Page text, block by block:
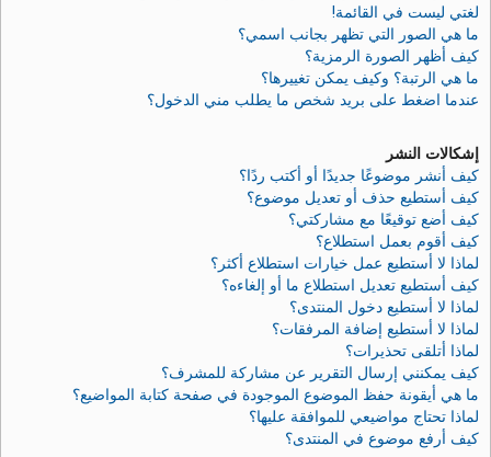
لغتي ليست في القائمة!
ما هي الصور التي تظهر بجانب اسمي؟
كيف أظهر الصورة الرمزية؟
ما هي الرتبة؟ وكيف يمكن تغييرها؟
عندما اضغط على بريد شخص ما يطلب مني الدخول؟
إشكالات النشر
كيف أنشر موضوعًا جديدًا أو أكتب ردًا؟
كيف أستطيع حذف أو تعديل موضوع؟
كيف أضع توقيعًا مع مشاركتي؟
كيف أقوم بعمل استطلاع؟
لماذا لا أستطيع عمل خيارات استطلاع أكثر؟
كيف أستطيع تعديل استطلاع ما أو إلغاءه؟
لماذا لا أستطيع دخول المنتدى؟
لماذا لا أستطيع إضافة المرفقات؟
لماذا أتلقى تحذيرات؟
كيف يمكنني إرسال التقرير عن مشاركة للمشرف؟
ما هي أيقونة حفظ الموضوع الموجودة في صفحة كتابة المواضيع؟
لماذا تحتاج مواضيعي للموافقة عليها؟
كيف أرفع موضوع في المنتدى؟